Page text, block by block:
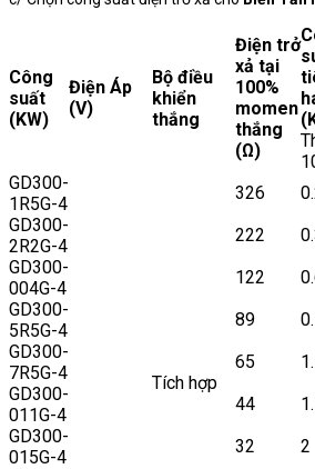
Công
suất
(KW)
Điện Áp
(V)
Bộ điều
khiển
thắng
Điện trở
xả tại
100%
momen
thắng
(Ω)
GD300-
1R5G-4
Tích hợp
326
GD300-
2R2G-4
222
GD300-
004G-4
122
GD300-
5R5G-4
89
GD300-
7R5G-4
65
GD300-
011G-4
44
GD300-
015G-4
32 2